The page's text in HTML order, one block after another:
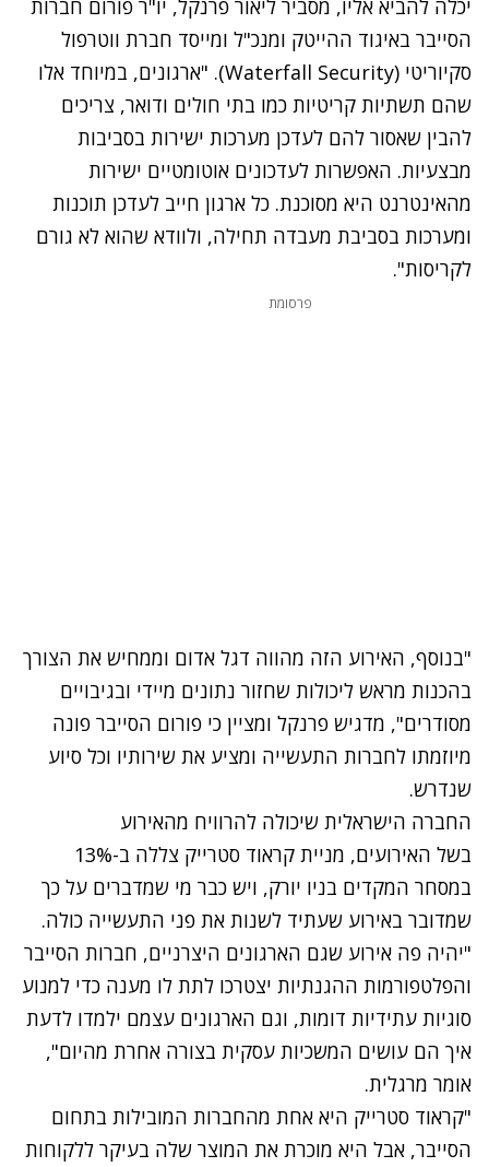
יכלה להביא אליו, מסביר ליאור פרנקל, יו"ר פורום חברות
הסייבר באיגוד ההייטק ומנכ"ל ומייסד חברת ווטרפול
סקיוריטי (Waterfall Security). "ארגונים, במיוחד אלו
שהם תשתיות קריטיות כמו בתי חולים ודואר, צריכים
להבין שאסור להם לעדכן מערכות ישירות בסביבות
מבצעיות. האפשרות לעדכונים אוטומטיים ישירות
מהאינטרנט היא מסוכנת. כל ארגון חייב לעדכן תוכנות
ומערכות בסביבת מעבדה תחילה, ולוודא שהוא לא גורם
לקריסות".
פרסומת
"בנוסף, האירוע הזה מהווה דגל אדום וממחיש את הצורך
בהכנות מראש ליכולות שחזור נתונים מיידי ובגיבויים
מסודרים", מדגיש פרנקל ומציין כי פורום הסייבר פונה
מיוזמתו לחברות התעשייה ומציע את שירותיו וכל סיוע
שנדרש.
החברה הישראלית שיכולה להרוויח מהאירוע
בשל האירועים, מניית קראוד סטרייק צללה ב-13%
במסחר המקדים בניו יורק, ויש כבר מי שמדברים על כך
שמדובר באירוע שעתיד לשנות את פני התעשייה כולה.
"יהיה פה אירוע שגם הארגונים היצרניים, חברות הסייבר
והפלטפורמות ההגנתיות יצטרכו לתת לו מענה כדי למנוע
סוגיות עתידיות דומות, וגם הארגונים עצמם ילמדו לדעת
איך הם עושים המשכיות עסקית בצורה אחרת מהיום",
אומר מרגלית.
"קראוד סטרייק היא אחת מהחברות המובילות בתחום
הסייבר, אבל היא מוכרת את המוצר שלה בעיקר ללקוחות